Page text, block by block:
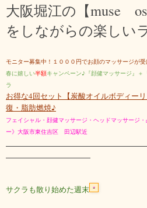
大阪堀江の【muse
をしながらの楽しい
モニター募集中！１０００円でお顔のマッサージが
春に嬉しい半額キャンペーン♪『顔健マッサージ』
ラ
お得な4回セット【炭酸オイルボディー
復・脂肪燃焼♪
フェイシャル・顔健マッサージ・ヘッドマッサージ
ー》大阪市東住吉区 田辺駅近
サクラも散り始めた週末